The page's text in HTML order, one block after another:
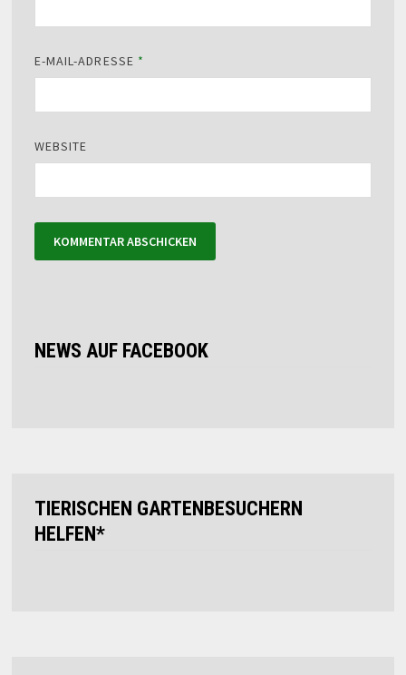
E-MAIL-ADRESSE *
WEBSITE
NEWS AUF FACEBOOK
TIERISCHEN GARTENBESUCHERN
HELFEN*